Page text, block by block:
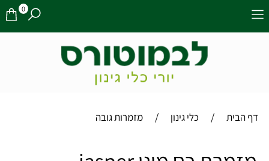
0
דף הבית / כלי גינון / מזמרות גובה